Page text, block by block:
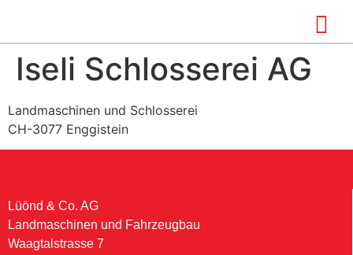
Iseli Schlosserei AG
Landmaschinen und Schlosserei
CH-3077 Enggistein
Lüönd & Co. AG
Landmaschinen und Fahrzeugbau
Waagtalstrasse 7